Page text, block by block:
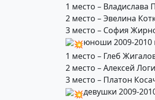
1 место – Владислава
2 место – Эвелина
3 место – София
юноши 2009-2010
1 место – Глеб
2 место – Алексей
3 место – Платон
девушки 2009-